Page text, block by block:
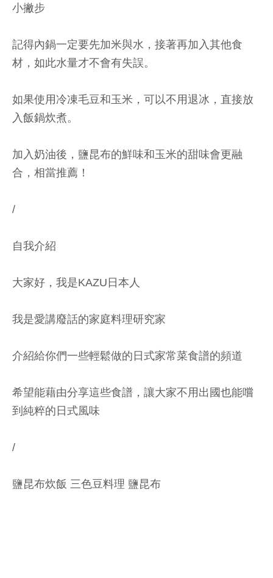
小撇步
記得內鍋一定要先加米與水，接著再加入其他食
材，如此水量才不會有失誤。
如果使用冷凍毛豆和玉米，可以不用退冰，直接放
入飯鍋炊煮。
加入奶油後，鹽昆布的鮮味和玉米的甜味會更融
合，相當推薦！
/
自我介紹
大家好，我是KAZU日本人
我是愛講廢話的家庭料理研究家
介紹給你們一些輕鬆做的日式家常菜食譜的頻道
希望能藉由分享這些食譜，讓大家不用出國也能嚐
到純粹的日式風味
/
鹽昆布炊飯 三色豆料理 鹽昆布